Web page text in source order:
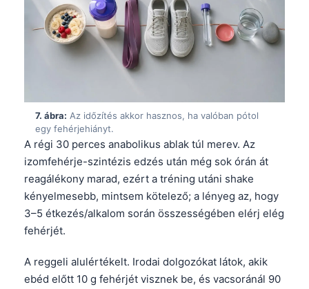
7. ábra: Az időzítés akkor hasznos, ha valóban pótol
egy fehérjehiányt.
A régi 30 perces anabolikus ablak túl merev. Az
izomfehérje-szintézis edzés után még sok órán át
reagálékony marad, ezért a tréning utáni shake
kényelmesebb, mintsem kötelező; a lényeg az, hogy
3–5 étkezés/alkalom során összességében elérj elég
fehérjét.
A reggeli alulértékelt. Irodai dolgozókat látok, akik
ebéd előtt 10 g fehérjét visznek be, és vacsoránál 90
简体中文
فارسی
Български
Dansk
Nederlands
हिन्दी
Bahasa Indonesia
Հայերեն
Íslenska
Svenska
Bosanski
Azərbaycan dili